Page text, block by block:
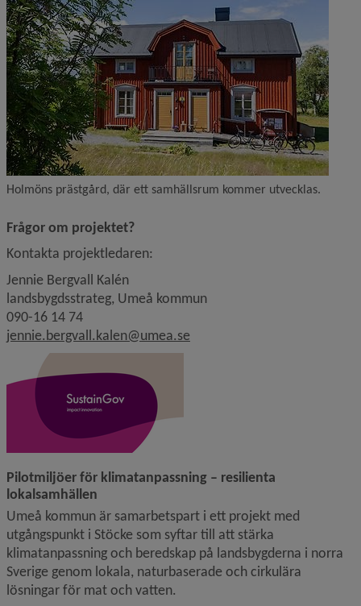
Holmöns prästgård, där ett samhällsrum kommer utvecklas.
Frågor om projektet?
Kontakta projektledaren:
Jennie Bergvall Kalén
landsbygdsstrateg, Umeå kommun
090-16 14 74
jennie.bergvall.kalen@umea.se
Pilotmiljöer för klimatanpassning – resilienta
lokalsamhällen
Umeå kommun är samarbetspart i ett projekt med
utgångspunkt i Stöcke som syftar till att stärka
klimatanpassning och beredskap på landsbygderna i norra
Sverige genom lokala, naturbaserade och cirkulära
lösningar för mat och vatten.